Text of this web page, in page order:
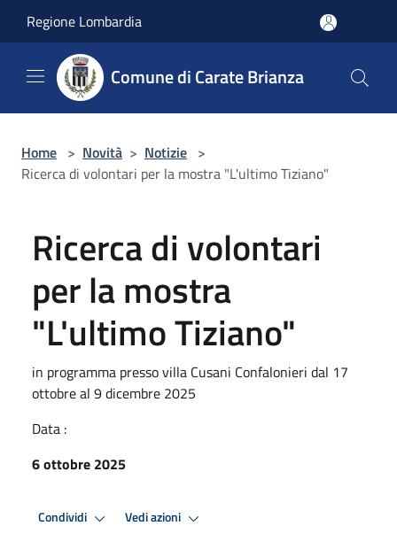
Regione Lombardia
Comune di Carate Brianza
Home > Novità > Notizie >
Ricerca di volontari per la mostra "L'ultimo Tiziano"
Ricerca di volontari
per la mostra
"L'ultimo Tiziano"
in programma presso villa Cusani Confalonieri dal 17
ottobre al 9 dicembre 2025
Data :
6 ottobre 2025
Condividi Vedi azioni